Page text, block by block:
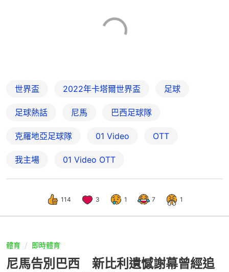
世界盃 2022年卡塔爾世界盃 足球
足球熱話 尼馬 巴西足球隊
克羅地亞足球隊 01 Video OTT
我主場 01‌ ‌Video‌ ‌OTT
114 3 1 7 1
體育 即時體育
尼馬告別巴西 新比利遺憾謝幕曾經追